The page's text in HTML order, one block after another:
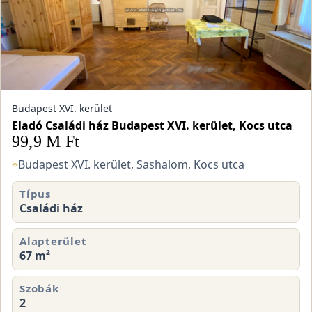
Budapest XVI. kerület
Eladó Családi ház Budapest XVI. kerület, Kocs utca
99,9 M Ft
⌖Budapest XVI. kerület, Sashalom, Kocs utca
Típus
Családi ház
Alapterület
67 m²
Szobák
2